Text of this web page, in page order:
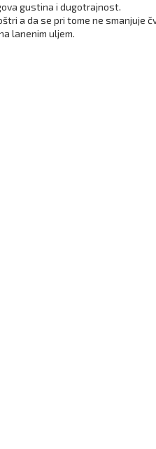
gustina i dugotrajnost.
a da se pri tome ne smanjuje
lanenim uljem.